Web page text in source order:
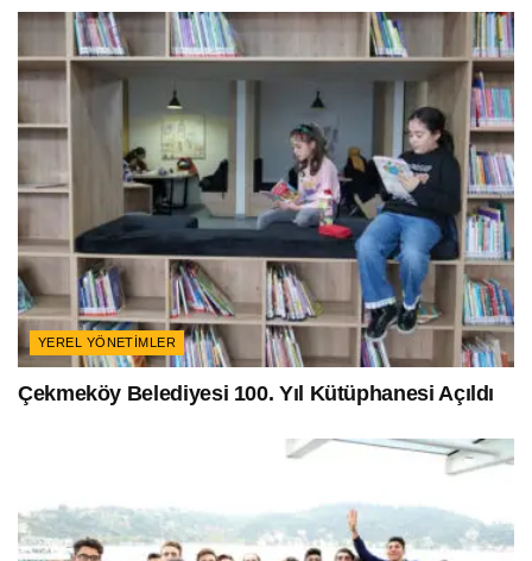
YEREL YÖNETIMLER
Çekmeköy Belediyesi 100. Yıl Kütüphanesi Açıldı